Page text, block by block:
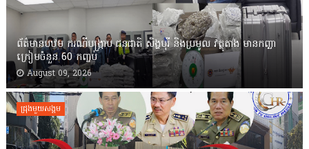
ព័ត៌មានបឋម ករណីបង្ក្រាប ជនជាតិ សិង្ហបុរី និងប្រមូល វត្ថុតាង មានកញ្ឆា
ក្រៀមចំនួន 60 កញ្ចប់
August 09, 2026
ជ្រុងមួយសង្គម